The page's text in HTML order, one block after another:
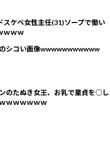
ケベ女性主任(31)ソープで働い
ｗｗｗ
のシコい画像wwwwwwwwwww
ンのたぬき女王、お乳で童貞を○し
ｗｗｗｗｗｗ